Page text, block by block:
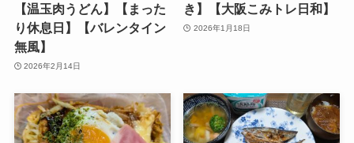
【温玉肉うどん】【まった
り休息日】【バレンタイン
無風】
2026年2月14日
き】【大阪こみトレ日和】
2026年1月18日